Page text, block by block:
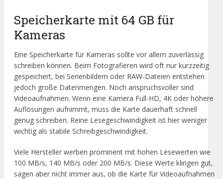
Speicherkarte mit 64 GB für
Kameras
Eine Speicherkarte für Kameras sollte vor allem zuverlässig
schreiben können. Beim Fotografieren wird oft nur kurzzeitig
gespeichert, bei Serienbildern oder RAW-Dateien entstehen
jedoch große Datenmengen. Noch anspruchsvoller sind
Videoaufnahmen. Wenn eine Kamera Full-HD, 4K oder höhere
Auflösungen aufnimmt, muss die Karte dauerhaft schnell
genug schreiben. Reine Lesegeschwindigkeit ist hier weniger
wichtig als stabile Schreibgeschwindigkeit.
Viele Hersteller werben prominent mit hohen Lesewerten wie
100 MB/s, 140 MB/s oder 200 MB/s. Diese Werte klingen gut,
sagen aber nicht immer aus, ob die Karte für Videoaufnahmen